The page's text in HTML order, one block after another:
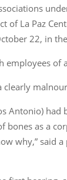
of La Paz
22, in
Antonio)
as a
why,”